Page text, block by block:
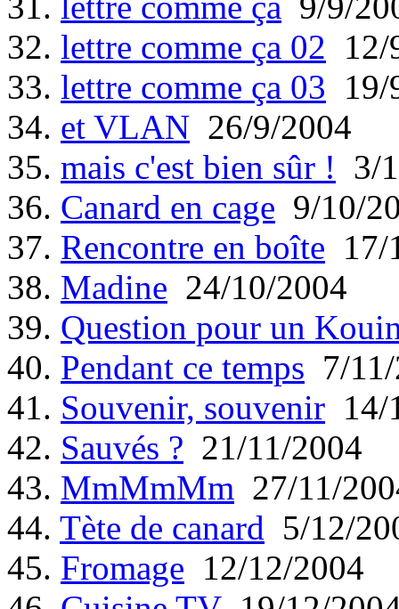
32. lettre comme ça 02 12/
33. lettre comme ça 03 19/
34. et VLAN 26/9/2004
35. mais c'est bien sûr ! 3/
36. Canard en cage 9/10/
37. Rencontre en boîte 17/
38. Madine 24/10/2004
39. Question pour un
40. Pendant ce temps 7/
41. Souvenir, souvenir 14/
42. Sauvés ? 21/11/2004
43. MmMmMm 27/11/
44. Tète de canard 5/12/
45. Fromage 12/12/2004